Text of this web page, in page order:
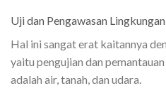
Uji dan Pengawasan Lingkungan
Hal ini sangat erat kaitannya
yaitu pengujian dan
adalah air, tanah, dan udara.